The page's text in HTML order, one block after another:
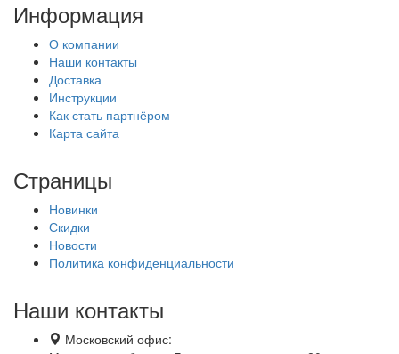
Информация
О компании
Наши контакты
Доставка
Инструкции
Как стать партнёром
Карта сайта
Страницы
Новинки
Скидки
Новости
Политика конфиденциальности
Наши контакты
Московский офис: